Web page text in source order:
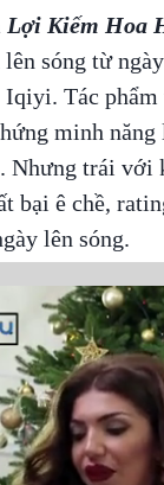
Lợi Kiếm Hoa
sóng từ
Iqiyi. Tác
minh
Nhưng trái với
bại ê chề,
lên sóng.